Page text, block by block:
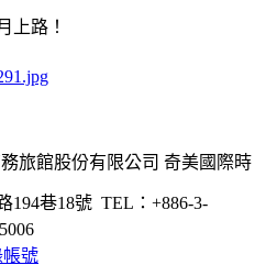
奇美國際時
194巷18號 TEL：+886-3-
號